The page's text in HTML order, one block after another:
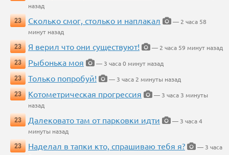
назад
23
Сколько смог, столько и наплакал
— 2 часа 58
минут назад
23
Я верил что они существуют!
— 2 часа 59 минут назад
23
Рыбонька моя
— 3 часа 0 минут назад
23
Только попробуй!
— 3 часа 2 минуты назад
23
Котометрическая прогрессия
— 3 часа 3 минуты
назад
23
Далековато там от парковки идти
— 3 часа 4
минуты назад
23
Наделал в тапки кто, спрашиваю тебя я?
— 3 часа